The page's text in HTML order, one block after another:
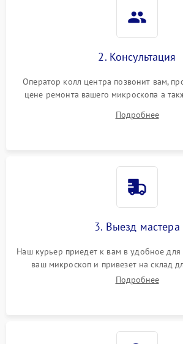
2. Консультация
Оператор колл центра позвонит вам,
цене ремонта вашего микроскопа а
Подробнее
3. Выезд мастера
Наш курьер приедет к вам в удобное для
ваш микроскоп и привезет на склад
Подробнее